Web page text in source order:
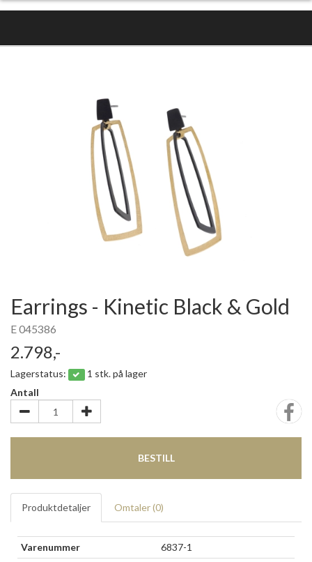
Earrings - Kinetic Black & Gold
E 045386
2.798,-
Lagerstatus:
1 stk. på lager
Antall
BESTILL
Produktdetaljer Omtaler (0)
Varenummer
6837-1